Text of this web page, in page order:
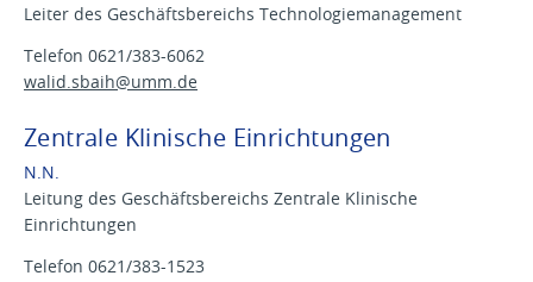
Leiter des Geschäftsbereichs Technologiemanagement
Telefon 0621/383-6062
walid.sbaih@umm.de
Zentrale Klinische Einrichtungen
N.N.
Leitung des Geschäftsbereichs Zentrale Klinische
Einrichtungen
Telefon 0621/383-1523